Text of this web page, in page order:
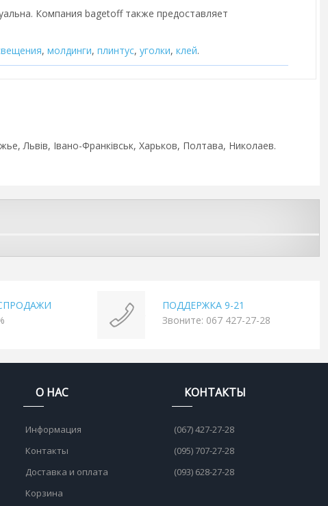
Компания bagetoff также предоставляет
, молдинги, плинтус, уголки, клей.
Львів, Івано-Франківськ, Харьков, Полтава, Николаев.
ПОДДЕРЖКА 9-21
Звоните: 067 427-27-28
О НАС
Информация
Контакты
Доставка и оплата
Корзина
КОНТАКТЫ
(067) 427-27-28
(095) 707-27-28
(093) 628-27-28